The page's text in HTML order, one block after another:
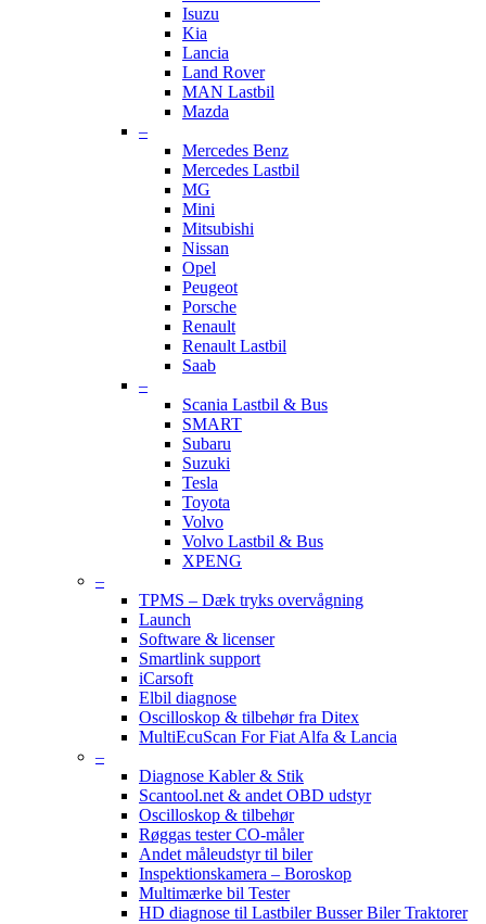
Isuzu
Kia
Lancia
Land Rover
MAN Lastbil
Mazda
–
Mercedes Benz
Mercedes Lastbil
MG
Mini
Mitsubishi
Nissan
Opel
Peugeot
Porsche
Renault
Renault Lastbil
Saab
–
Scania Lastbil & Bus
SMART
Subaru
Suzuki
Tesla
Toyota
Volvo
Volvo Lastbil & Bus
XPENG
–
TPMS – Dæk tryks overvågning
Launch
Software & licenser
Smartlink support
iCarsoft
Elbil diagnose
Oscilloskop & tilbehør fra Ditex
MultiEcuScan For Fiat Alfa & Lancia
–
Diagnose Kabler & Stik
Scantool.net & andet OBD udstyr
Oscilloskop & tilbehør
Røggas tester CO-måler
Andet måleudstyr til biler
Inspektionskamera – Boroskop
Multimærke bil Tester
HD diagnose til Lastbiler Busser Biler Traktorer